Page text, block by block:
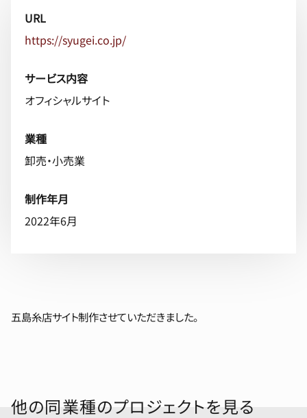
URL
https://syugei.co.jp/
サービス内容
オフィシャルサイト
業種
卸売・小売業
制作年月
2022年6月
五島糸店サイト制作させていただきました。
他の同業種のプロジェクトを見る